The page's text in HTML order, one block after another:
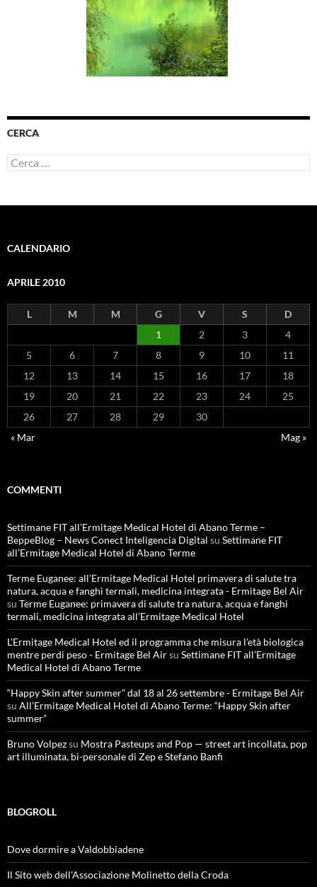
CERCA
Ricerca
per:
CALENDARIO
APRILE 2010
L M M G V S
D
1
2 3
4
5
6 7 8 9 10
11
12
13 14 15 16 17
18
19
20 21 22 23 24
25
26
27 28 29
30
« Mar
Mag »
COMMENTI
Settimane FIT all’Ermitage Medical Hotel di Abano Terme –
BeppeBlog – News Conect Inteligencia Digital su Settimane FIT
all’Ermitage Medical Hotel di Abano Terme
Terme Euganee: all’Ermitage Medical Hotel primavera di salute tra
natura, acqua e fanghi termali, medicina integrata - Ermitage Bel Air
su Terme Euganee: primavera di salute tra natura, acqua e fanghi
termali, medicina integrata all’Ermitage Medical Hotel
L'Ermitage Medical Hotel ed il programma che misura l’età biologica
mentre perdi peso - Ermitage Bel Airsu Settimane FIT all’Ermitage
Medical Hotel di Abano Terme
“Happy Skin after summer” dal 18 al 26 settembre - Ermitage Bel Air
su All’Ermitage Medical Hotel di Abano Terme: “Happy Skin after
summer”
Bruno Volpezsu Mostra Pasteups and Pop — street art incollata, pop
art illuminata, bi-personale di Zep e Stefano Banfi
BLOGROLL
Dove dormire a Valdobbiadene
Il Sito web dell'Associazione Molinetto della Croda